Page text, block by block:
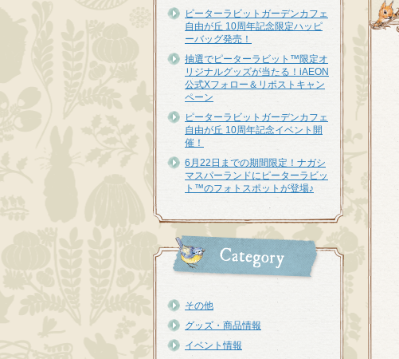
ピーターラビットガーデンカフェ
自由が丘 10周年記念限定ハッピ
ーバッグ発売！
抽選でピーターラビット™限定オ
リジナルグッズが当たる！iAEON
公式Xフォロー＆リポストキャン
ペーン
ピーターラビットガーデンカフェ
自由が丘 10周年記念イベント開
催！
6月22日までの期間限定！ナガシ
マスパーランドにピーターラビッ
ト™のフォトスポットが登場♪
その他
グッズ・商品情報
イベント情報